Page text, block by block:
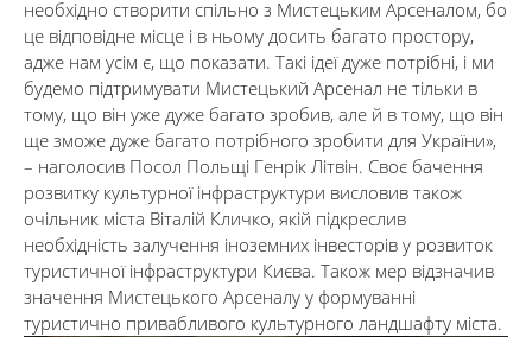
необхідно створити спільно з Мистецьким Арсеналом, бо
це відповідне місце і в ньому досить багато простору,
адже нам усім є, що показати. Такі ідеї дуже потрібні, і ми
будемо підтримувати Мистецький Арсенал не тільки в
тому, що він уже дуже багато зробив, але й в тому, що він
ще зможе дуже багато потрібного зробити для України»,
– наголосив Посол Польщі Генрік Літвін. Своє бачення
розвитку культурної інфраструктури висловив також
очільник міста Віталій Кличко, якій підкреслив
необхідність залучення іноземних інвесторів у розвиток
туристичної інфраструктури Києва. Також мер відзначив
значення Мистецького Арсеналу у формуванні
туристично привабливого культурного ландшафту міста.